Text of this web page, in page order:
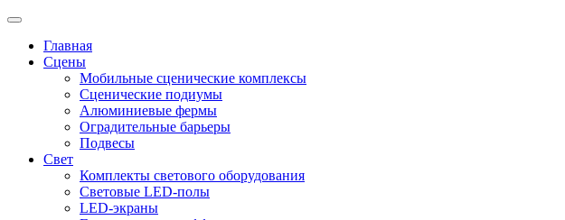
Главная
Сцены
Мобильные сценические комплексы
Сценические подиумы
Алюминиевые фермы
Оградительные барьеры
Подвесы
Свет
Комплекты светового оборудования
Световые LED-полы
LED-экраны